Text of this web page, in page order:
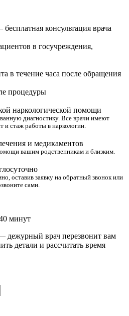
консультация врача
в госучреждения,
в течение часа после обращения
процедуры
наркологической помощи
диагностику. Все врачи имеют
стаж работы в наркологии.
и медикаментов
вашим родственникам и близким.
оставив заявку на обратный звонок или
сами.
минут
дежурный врач перезвонит вам
детали и рассчитать время